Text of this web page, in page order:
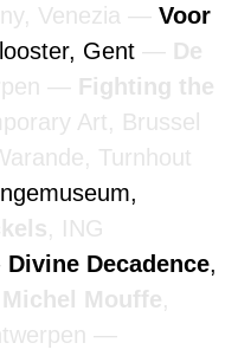
Venezia
Voor
Gent
De
Fighting the
Art, Brussel
Turnhout
, ING
Divine Decadence,
Michel Mouffe,